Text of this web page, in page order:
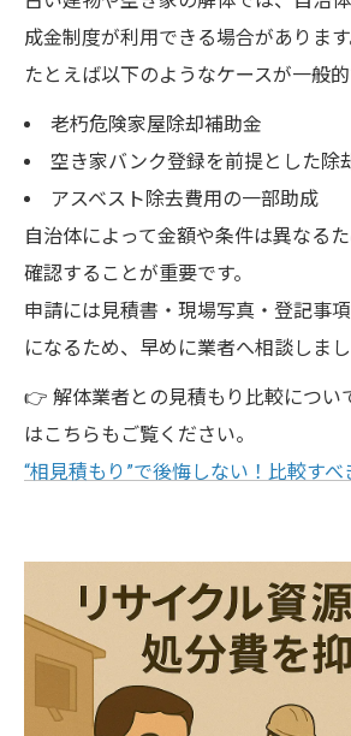
成金制度が利用できる場合があります
たとえば以下のようなケースが一般的
老朽危険家屋除却補助金
空き家バンク登録を前提とした除
アスベスト除去費用の一部助成
自治体によって金額や条件は異なる
確認することが重要です。
申請には見積書・現場写真・登記事
になるため、早めに業者へ相談しまし
👉 解体業者との見積もり比較につい
はこちらもご覧ください。
“相見積もり”で後悔しない！比較す